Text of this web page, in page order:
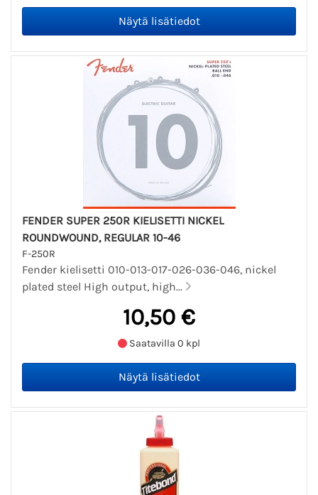
FENDER SUPER 250R KIELISETTI NICKEL
ROUNDWOUND, REGULAR 10-46
F-250R
Fender kielisetti 010-013-017-026-036-046, nickel
plated steel High output, high...
10,50 €
Saatavilla 0 kpl